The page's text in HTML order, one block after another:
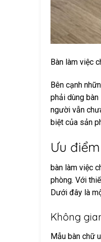
Bàn làm việc
Bên cạnh
phải dùng
người vẫn
biệt của sản
Ưu
bàn làm việc
phòng. Với
Dưới đây là
Không
Mẫu bàn chữ